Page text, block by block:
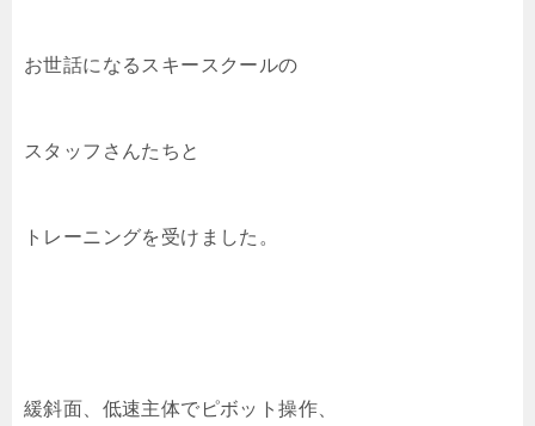
お世話になるスキースクールの
スタッフさんたちと
トレーニングを受けました。
緩斜面、低速主体でピボット操作、